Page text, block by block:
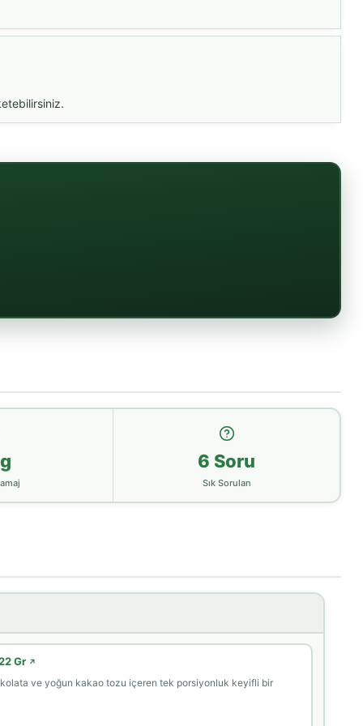
6 Soru
Sık Sorulan
Gr ↗
ve yoğun kakao tozu içeren tek porsiyonluk keyifli bir